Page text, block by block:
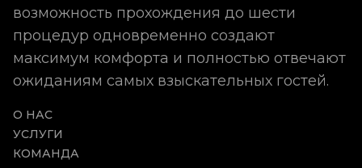
возможность прохождения до шести
процедур одновременно создают
максимум комфорта и полностью отвечают
ожиданиям самых взыскательных гостей.
О НАС
УСЛУГИ
КОМАНДА